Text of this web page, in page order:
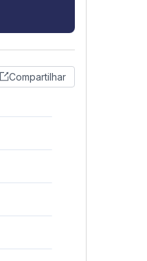
Compartilhar